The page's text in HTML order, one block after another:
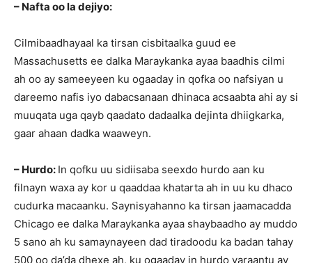
– Nafta oo la dejiyo:
Cilmibaadhayaal ka tirsan cisbitaalka guud ee
Massachusetts ee dalka Maraykanka ayaa baadhis cilmi
ah oo ay sameeyeen ku ogaaday in qofka oo nafsiyan u
dareemo nafis iyo dabacsanaan dhinaca acsaabta ahi ay si
muuqata uga qayb qaadato dadaalka dejinta dhiigkarka,
gaar ahaan dadka waaweyn.
– Hurdo: In qofku uu sidiisaba seexdo hurdo aan ku
filnayn waxa ay kor u qaaddaa khatarta ah in uu ku dhaco
cudurka macaanku. Saynisyahanno ka tirsan jaamacadda
Chicago ee dalka Maraykanka ayaa shaybaadho ay muddo
5 sano ah ku samaynayeen dad tiradoodu ka badan tahay
500 oo da’da dhexe ah, ku ogaaday in hurdo yaraantu ay